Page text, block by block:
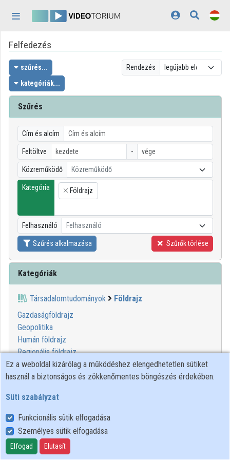
Kezdőlap
Bejelentkezés
Felfedezés
Kategóriák
Lejátszási listák
Intézmények
Közreműködők
világos
Felfedezés
szűrés...
kategóriák...
Rendezés
Szűrés
Cím és alcím
Feltöltve -
Közreműködő Közreműködő
Kategória
×
Földrajz
Felhasználó Felhasználó
Szűrés alkalmazása Szűrők törlése
Kategóriák
Társadalomtudományok
Földrajz
Gazdaságföldrajz
Geopolitika
Humán földrajz
Regionális földrajz
Társadalomföldrajz
Térképészet
00:59:56
Ez a weboldal kizárólag a működéshez elengedhetetlen sütiket
használ a biztonságos és zökkenőmentes böngészés érdekében.
Süti szabályzat
Funkcionális sütik elfogadása
Személyes sütik elfogadása
Elfogad Elutasít